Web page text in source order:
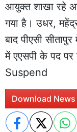
आयुक्त शाखा रहे
गया है। उधर,
बाद पीएसी
में एएसपी के पद पर
Suspend
Download News